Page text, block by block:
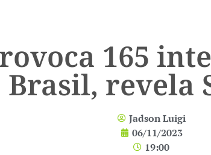
165
Brasil, revela
Jadson Luigi
06/11/2023
19:00